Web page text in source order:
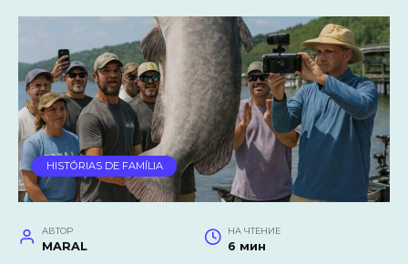
HISTÓRIAS DE FAMÍLIA
АВТОР
MARAL
НА ЧТЕНИЕ
6 мин